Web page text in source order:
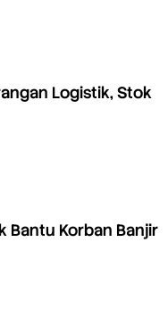
Logistik, Stok
Bantu Korban Banjir